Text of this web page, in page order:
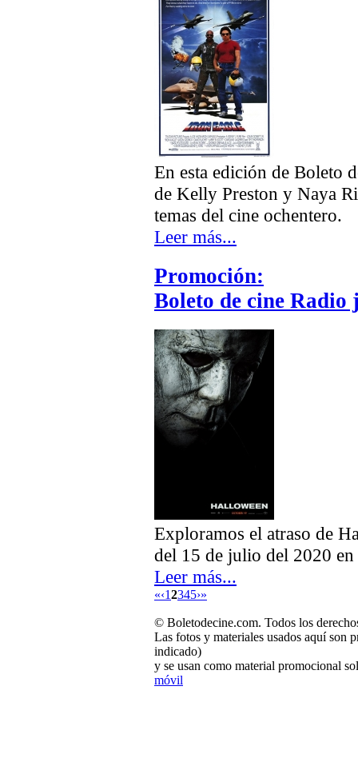
En esta edición de Boleto
de Kelly Preston y Naya
temas del cine ochentero.
Leer más...
Promoción:
Boleto de cine Radio
Exploramos el atraso de
del 15 de julio del 2020
Leer más...
«‹12345›»
© Boletodecine.com. Todos los
Las fotos y materiales usados aquí son
indicado)
y se usan como material promocional
móvil